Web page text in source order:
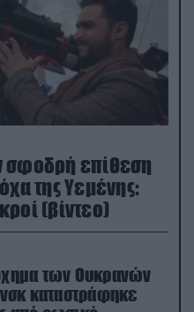
σφοδρή επίθεση
της Υεμένης:
(βίντεο)
των Ουκρανών
καταστράφηκε